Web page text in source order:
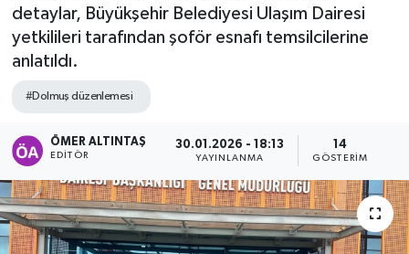
detaylar, Büyükşehir Belediyesi Ulaşım Dairesi
yetkilileri tarafından şoför esnafı temsilcilerine
anlatıldı.
#Dolmuş düzenlemesi
ÖMER ALTINTAŞ
EDITÖR
30.01.2026 - 18:13
YAYINLANMA
14
GÖSTERIM
Haber Arşivi